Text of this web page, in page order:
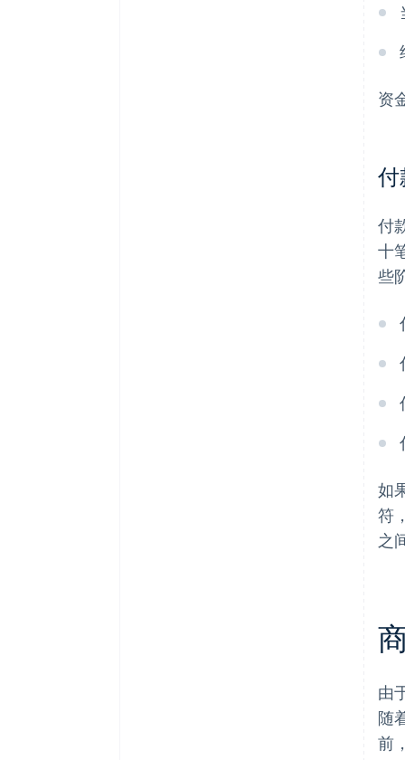
资
付
付
十
些
如
符
之
由
随
前